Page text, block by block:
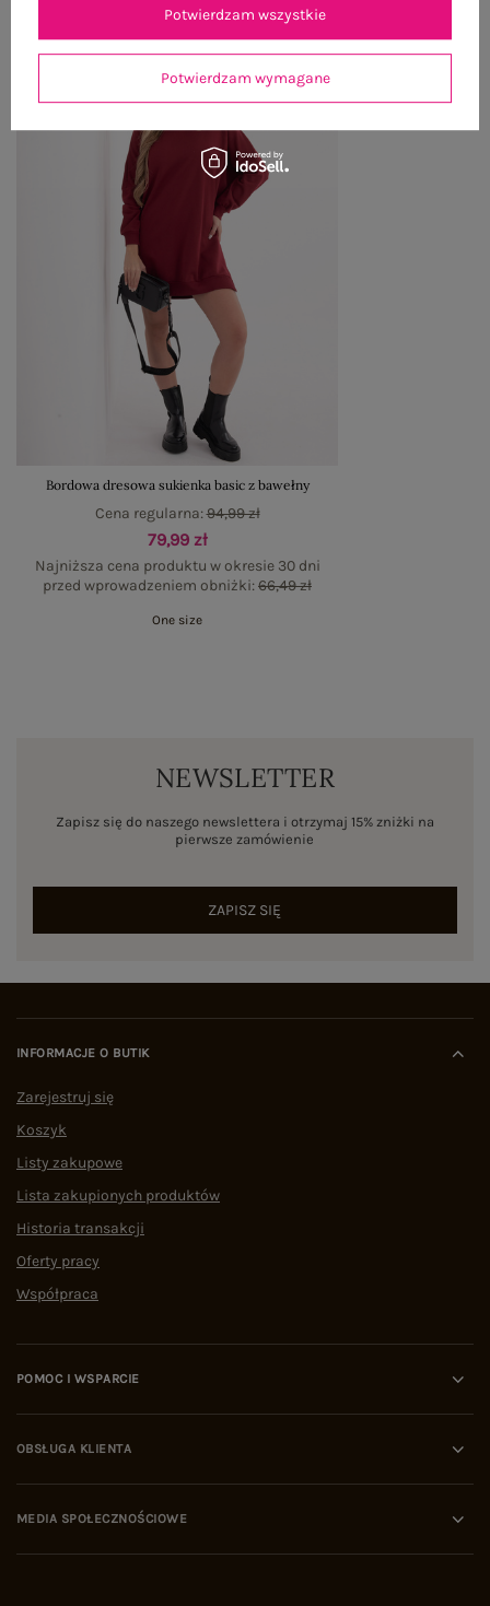
Bordowa dresowa sukienka basic z bawełny
79,99 zł
Najniższa cena produktu w okresie 30 dni
przed wprowadzeniem obniżki:66,49 zł
Cena regularna:94,99 zł
One size
NEWSLETTER
Zapisz się do naszego newslettera i otrzymaj 15% zniżki na
pierwsze zamówienie
ZAPISZ SIĘ
INFORMACJE O BUTIK
Zarejestruj się
Koszyk
Listy zakupowe
Lista zakupionych produktów
Historia transakcji
Oferty pracy
Współpraca
POMOC I WSPARCIE
OBSŁUGA KLIENTA
MEDIA SPOŁECZNOŚCIOWE
Potwierdzam wymagane
Potwierdzam wszystkie